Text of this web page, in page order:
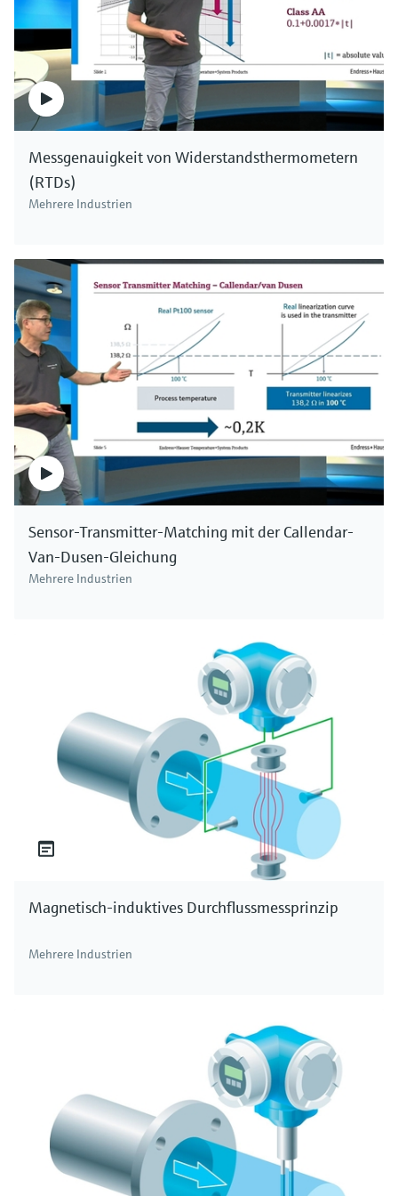
höheren Dielektrizitätskonstanten des
Mediums.
Die Messung ist somit abhängig von der
Dielektrizitätskonstanten des Mediums und der
Behältergeometrie. Deshalb werden in der
eine definierte Geometrie darstellen und durch
den geringen Plattenabstand den Messeffekt
Zentimeter ist durch die DK- und
Behälterunabhängigkeit ein werksseitiger
Vorabgleich möglich, was eine schnelle
Inbetriebnahme ermöglicht. Bei nicht
leitfähigen Medien Leitfähigkeit kleiner 1
Mikrosiemens pro Zentimeter ist ein
kundenseitiger Abgleich auf das jeweilige
Dielektrikum des Mediums notwendig.
In einem kleinen Übergangsbereich zwischen
leitfähigen und nicht leitfähigen Medien liegt
Bereich führt eine minimale
Leitfähigkeitsänderung des Mediums zu einer
Messgeräte nach dem kapazitiven Messprinzip
von Endress+Hauser ermöglichen die Messung
von Füllstand, der Trennschicht sowie des
Grenzstands in Flüssigkeiten und Feststoffen –
auch bei Anwendungen mit hohen
Temperaturen oder Drücken sowie im
explosionsgefährdeten Bereich. Wir haben für
jede Anwendung die geeignete Lösung.
Messgenauigkeit von Widerstandsthermometern
(RTDs)
Mehrere Industrien
Sensor-Transmitter-Matching mit der Callendar-
Van-Dusen-Gleichung
Mehrere Industrien
Magnetisch-induktives Durchflussmessprinzip
Mehrere Industrien